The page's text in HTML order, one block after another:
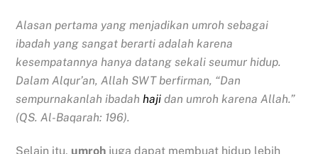
Alasan pertama yang menjadikan umroh sebagai
ibadah yang sangat berarti adalah karena
kesempatannya hanya datang sekali seumur hidup.
Dalam Alqur’an, Allah SWT berfirman, “Dan
sempurnakanlah ibadahhaji dan umroh karena Allah.”
(QS. Al-Baqarah: 196).
Selain itu, umroh juga dapat membuat hidup lebih